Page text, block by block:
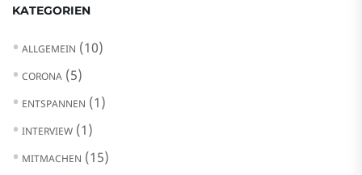
KATEGORIEN
ALLGEMEIN (10)
CORONA (5)
ENTSPANNEN (1)
INTERVIEW (1)
MITMACHEN (15)